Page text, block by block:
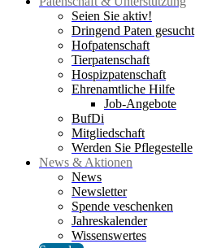
Seien Sie aktiv!
Dringend Paten gesucht
Hofpatenschaft
Tierpatenschaft
Hospizpatenschaft
Ehrenamtliche Hilfe
Job-Angebote
BufDi
Mitgliedschaft
Werden Sie Pflegestelle
News & Aktionen
News
Newsletter
Spende veschenken
Jahreskalender
Wissenswertes